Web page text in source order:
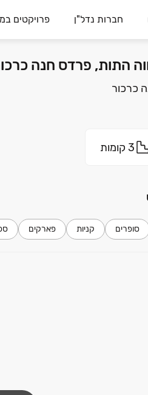
חברות נדל"ן פרויקטים
התות, פרדס חנה
3 קומות
סופרים קניות פארקים